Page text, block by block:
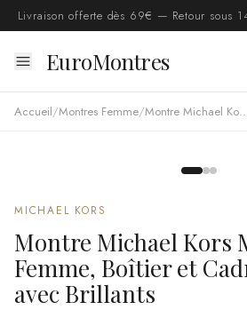
Livraison offerte dès 69€ — Retour sous
EuroMontres
Accueil/Montres Femme/ Montre
MICHAEL KORS
Montre Michael Kors
Femme, Boîtier et
avec Brillants